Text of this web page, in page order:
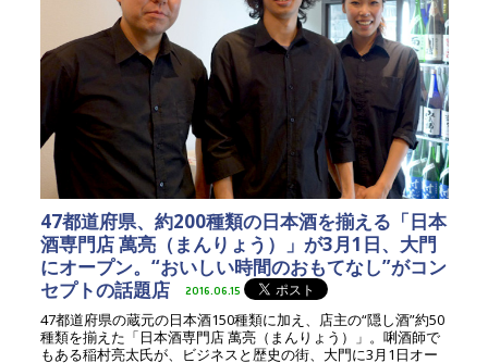
47都道府県、約200種類の日本酒を揃える「日本
酒専門店 萬亮（まんりょう）」が3月1日、大門
にオープン。“おいしい時間のおもてなし”がコン
セプトの話題店
2016.06.15
47都道府県の蔵元の日本酒150種類に加え、店主の“隠し酒”約50
種類を揃えた「日本酒専門店 萬亮（まんりょう）」。唎酒師で
もある稲村亮太氏が、ビジネスと歴史の街、大門に3月1日オー